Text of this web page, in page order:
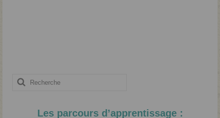
Rechercher
Les parcours d’apprentissage :